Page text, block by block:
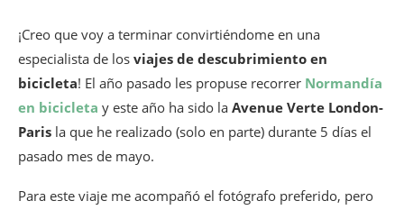
¡Creo que voy a terminar convirtiéndome en una
especialista de los viajes de descubrimiento en
bicicleta! El año pasado les propuse recorrer Normandía
en bicicleta y este año ha sido la Avenue Verte London-
Paris la que he realizado (solo en parte) durante 5 días el
pasado mes de mayo.
Para este viaje me acompañó el fotógrafo preferido, pero